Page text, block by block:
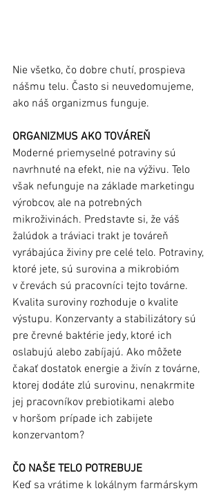
Nie všetko, čo dobre chutí, prospieva
nášmu telu. Často si neuvedomujeme,
ako náš organizmus funguje.
ORGANIZMUS AKO TOVÁREŇ
Moderné priemyselné potraviny sú
navrhnuté na efekt, nie na výživu. Telo
však nefunguje na základe marketingu
výrobcov, ale na potrebných
mikroživinách. Predstavte si, že váš
žalúdok a tráviaci trakt je továreň
vyrábajúca živiny pre celé telo. Potraviny,
ktoré jete, sú surovina a mikrobióm
v črevách sú pracovníci tejto továrne.
Kvalita suroviny rozhoduje o kvalite
výstupu. Konzervanty a stabilizátory sú
pre črevné baktérie jedy, ktoré ich
oslabujú alebo zabíjajú. Ako môžete
čakať dostatok energie a živín z továrne,
ktorej dodáte zlú surovinu, nenakrmite
jej pracovníkov prebiotikami alebo
v horšom prípade ich zabijete
konzervantom?
ČO NAŠE TELO POTREBUJE
Keď sa vrátime k lokálnym farmárskym